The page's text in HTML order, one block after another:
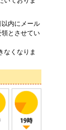
内にメール
とさせてい
なくなりま